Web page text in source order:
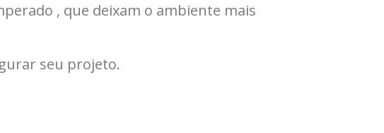
, que deixam o ambiente mais
seu projeto.